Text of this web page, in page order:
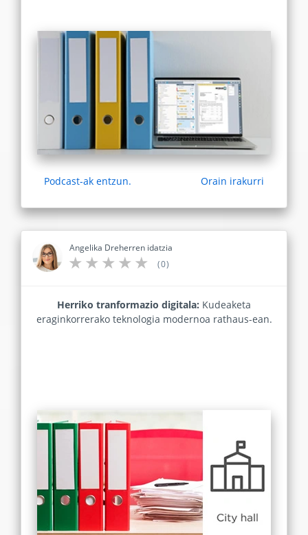
Podcast-ak entzun. Orain irakurri
Angelika Dreherren idatzia
(0)
Herriko tranformazio digitala: Kudeaketa
eraginkorrerako teknologia modernoa rathaus-ean.